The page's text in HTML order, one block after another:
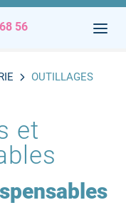
56
OUTILLAGES
et